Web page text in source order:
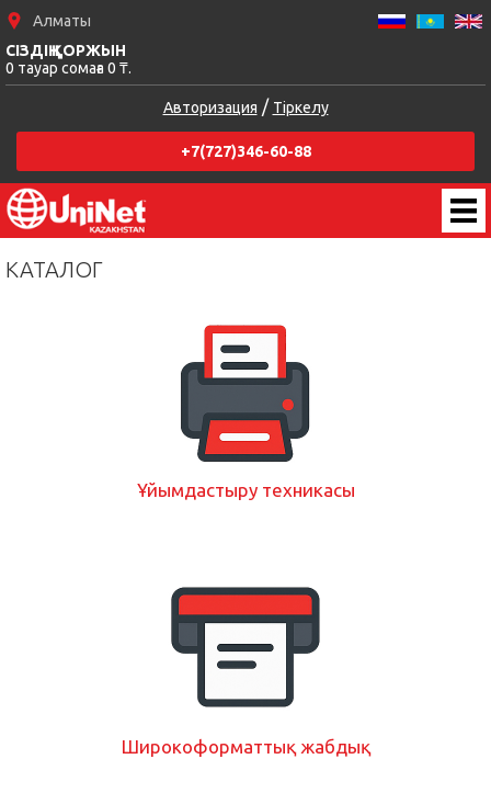
Алматы
+7(727)346-60-88
СІЗДІҢ ҚОРЖЫН
0 тауар сомаға 0 ₸.
Авторизация / Тіркелу
КАТАЛОГ
Ұйымдастыру техникасы
Широкоформаттық жабдық